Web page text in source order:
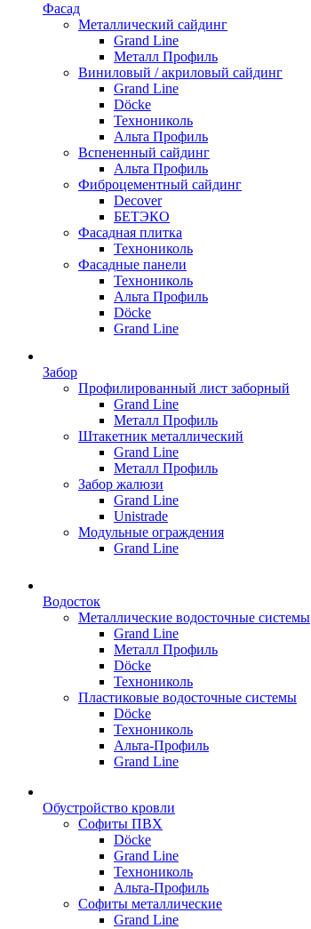
Фасад
Металлический сайдинг
Grand Line
Металл Профиль
Виниловый / акриловый сайдинг
Grand Line
Döсkе
Технониколь
Альта Профиль
Вспененный сайдинг
Альта Профиль
Фиброцементный сайдинг
Decover
БЕТЭКО
Фасадная плитка
Технониколь
Фасадные панели
Технониколь
Альта Профиль
Döсkе
Grand Line
Забор
Профилированный лист заборный
Grand Line
Металл Профиль
Штакетник металлический
Grand Line
Металл Профиль
Забор жалюзи
Grand Line
Unistrade
Модульные ограждения
Grand Line
Водосток
Металлические водосточные системы
Grand Line
Металл Профиль
Döсkе
Технониколь
Пластиковые водосточные системы
Döcke
Технониколь
Альта-Профиль
Grand Line
Обустройство кровли
Софиты ПВХ
Döcke
Grand Line
Технониколь
Альта-Профиль
Софиты металлические
Grand Line